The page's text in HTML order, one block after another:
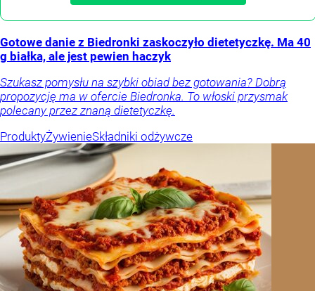
Gotowe danie z Biedronki zaskoczyło dietetyczkę. Ma 40
g białka, ale jest pewien haczyk
Szukasz pomysłu na szybki obiad bez gotowania? Dobrą
propozycję ma w ofercie Biedronka. To włoski przysmak
polecany przez znaną dietetyczkę.
ProduktyŻywienieSkładniki odżywcze